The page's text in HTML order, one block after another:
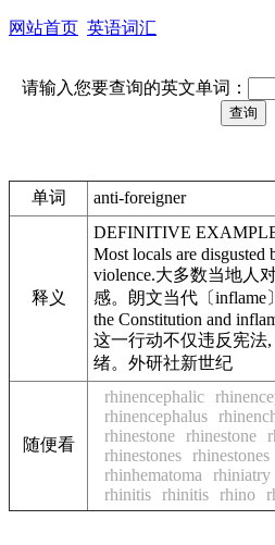
网站首页 英语词汇
请输入您要查询的英文单词：
单词 anti-foreigner
释义
DEFINITIVE
Most locals are disgusted
violence.大多数当地人
感。朗文当代〔inflame
the Constitution and
这一行动不仅违反宪法
绪。外研社新世纪
随便看
rhinencephalic
rhinencephalus
rhinestone rhinestone
rhinestones rhinestones
rhinhematoma
rhiniatry
rhinitis rhinitis rhino